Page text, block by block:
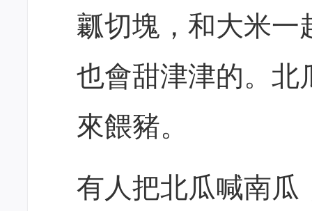
瓤切塊，和大米一
也會甜津津的。北
來餵豬。
有人把北瓜喊南瓜